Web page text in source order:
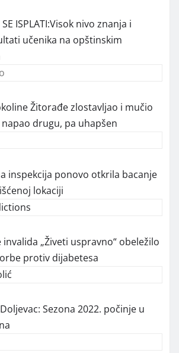
SE ISPLATI:Visok nivo znanja i
učenika na opštinskim
Žitorađe zlostavljao i mučio
drugu, pa uhapšen
inspekcija ponovo otkrila bacanje
lokaciji
„Živeti uspravno“ obeležilo
protiv dijabetesa
Sezona 2022. počinje u